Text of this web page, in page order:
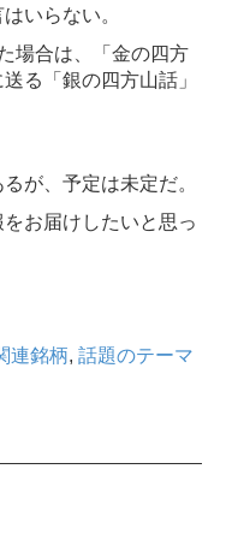
いらない。
場合は、「金の四方
る「銀の四方山話」
が、予定は未定だ。
お届けしたいと思っ
連銘柄, 話題のテーマ